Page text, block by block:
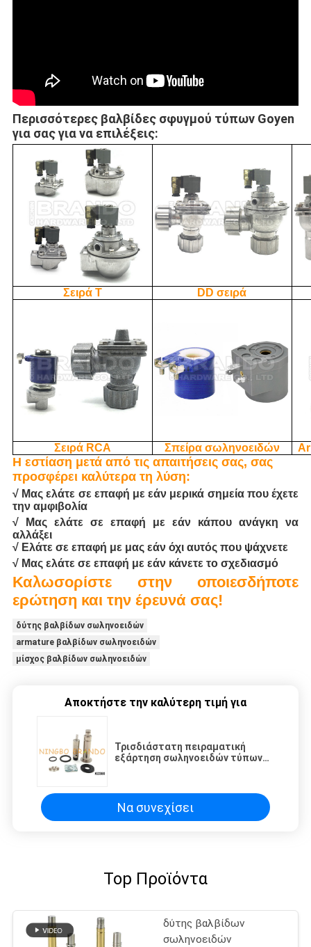
Περισσότερες βαλβίδες σφυγμού τύπων Goyen
για σας για να επιλέξεις:
Σειρά Τ DD σειρά
Σειρά RCA Σπείρα σωληνοειδών
Η εστίαση μετά από τις απαιτήσεις σας, σας
προσφέρει καλύτερα τη λύση:
√ Μας ελάτε σε επαφή με εάν μερικά σημεία που έχετε
την αμφιβολία
√ Μας ελάτε σε επαφή με εάν κάπου ανάγκη να
αλλάξει
√ Ελάτε σε επαφή με μας εάν όχι αυτός που ψάχνετε
√ Μας ελάτε σε επαφή με εάν κάνετε το σχεδιασμό
Καλωσορίστε στην οποιεσδήποτε
ερώτηση και την έρευνά σας!
δύτης βαλβίδων σωληνοειδών
armature βαλβίδων σωληνοειδών
μίσχος βαλβίδων σωληνοειδών
Αποκτήστε την καλύτερη τιμή για
Τρισδιάστατη πειραματική
εξάρτηση σωληνοειδών τύπων
Να συνεχίσει
Top Προϊόντα
δύτης βαλβίδων
σωληνοειδών